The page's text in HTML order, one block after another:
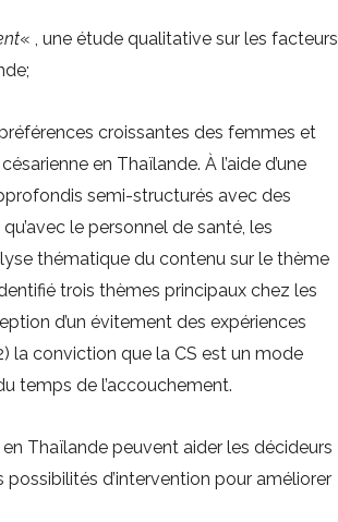
« , une étude qualitative sur les facteurs
croissantes des femmes et
en Thaïlande. À l’aide d’une
semi-structurés avec des
le personnel de santé, les
thématique du contenu sur le thème
trois thèmes principaux chez les
d’un évitement des expériences
la conviction que la CS est un mode
temps de l’accouchement.
Thaïlande peuvent aider les décideurs
d’intervention pour améliorer